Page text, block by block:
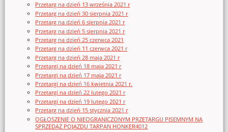
Przetarg na dzień 13 września 2021 r
Przetarg na dzień 30 sierpnia 2021 r
Przetarg na dzień 6 sierpnia 2021 r
Przetarg na dzień 5 sierpnia 2021 r
Przetarg na dzień 25 czerwca 2021
Przetarg na dzień 11 czerwca 2021 r
Przetarg na dzień 28 maja 2021 r
Przetargi na dzień 18 maja 2021 r
Przetargi na dzień 17 maja 2021 r
Przetargi na dzień 16 kwietnia 2021 r.
Przetargi na dzień 22 lutego 2021 r
Przetargi na dzień 19 lutego 2021 r
Przetarg na dzień 15 stycznia 2021 r
OGŁOSZENIE O NIEOGRANICZONYM PRZETARGU PISEMNYM NA
SPRZEDAŻ POJAZDU TARPAN HONKER4012